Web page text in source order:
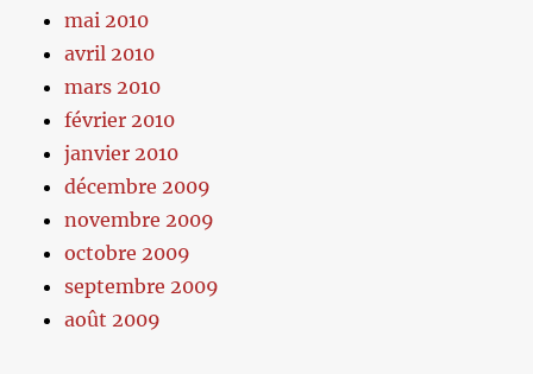
mai 2010
avril 2010
mars 2010
février 2010
janvier 2010
décembre 2009
novembre 2009
octobre 2009
septembre 2009
août 2009